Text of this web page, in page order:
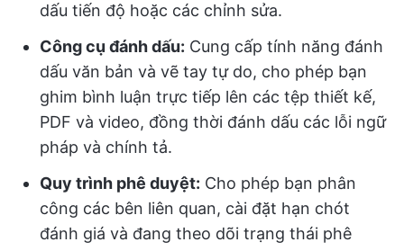
dấu tiến độ hoặc các chỉnh sửa.
Công cụ đánh dấu: Cung cấp tính năng đánh
dấu văn bản và vẽ tay tự do, cho phép bạn
ghim bình luận trực tiếp lên các tệp thiết kế,
PDF và video, đồng thời đánh dấu các lỗi ngữ
pháp và chính tả.
Quy trình phê duyệt: Cho phép bạn phân
công các bên liên quan, cài đặt hạn chót
đánh giá và đang theo dõi trạng thái phê